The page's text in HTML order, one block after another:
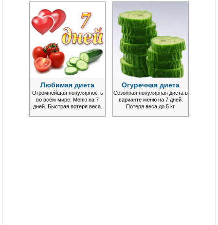
Любимая диета
Огромнейшая популярность
во всём мире. Меню на 7
дней. Быстрая потеря веса.
Огуречная диета
Сезонная популярная диета в
варианте меню на 7 дней.
Потеря веса до 5 кг.